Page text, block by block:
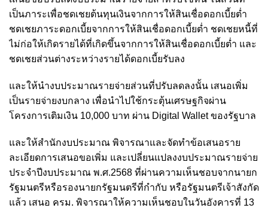
เป็นภาระเพื่อชดเชยต้นทุนเงินจากการให้สินเชื่อดอกเบี้ยต่ำ
ชดเชยภาระดอกเบี้ยจากการให้สินเชื่อดอกเบี้ยต่ำ ชดเชยหนี้ที่
ไม่ก่อให้เกิดรายได้ที่เกิดขึ้นจากการให้สินเชื่อดอกเบี้ยต่ำ และ
ชดเชยส่วนต่างระหว่างรายได้ดอกเบี้ยรับลง
และให้นำงบประมาณรายจ่ายส่วนที่ปรับลดลงนั้น เสนอเพิ่ม
เป็นรายจ่ายงบกลาง เพื่อนำไปใช้กระตุ้นเศรษฐกิจผ่าน
โครงการเติมเงิน 10,000 บาท ผ่าน Digital Wallet ของรัฐบาล
และให้สำนักงบประมาณ พิจารณาและจัดทำข้อเสนอราย
ละเอียดการเสนอขอเพิ่ม และเปลี่ยนแปลงงบประมาณรายจ่าย
ประจำปีงบประมาณ พ.ศ.2568 ที่ผ่านความเห็นชอบจากนายก
รัฐมนตรีหรือรองนายกรัฐมนตรีที่กำกับ หรือรัฐมนตรีเจ้าสังกัด
แล้ว เสนอ ครม. พิจารณาให้ความเห็นชอบในวันอังคารที่ 13